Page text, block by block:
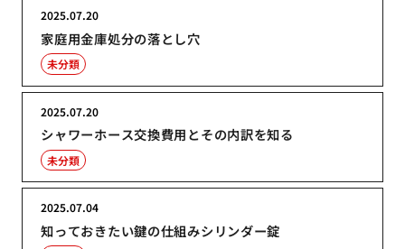
家庭用金庫処分の落とし穴
2025.07.20
未分類
シャワーホース交換費用とその内訳を知る
2025.07.20
未分類
知っておきたい鍵の仕組みシリンダー錠
2025.07.04